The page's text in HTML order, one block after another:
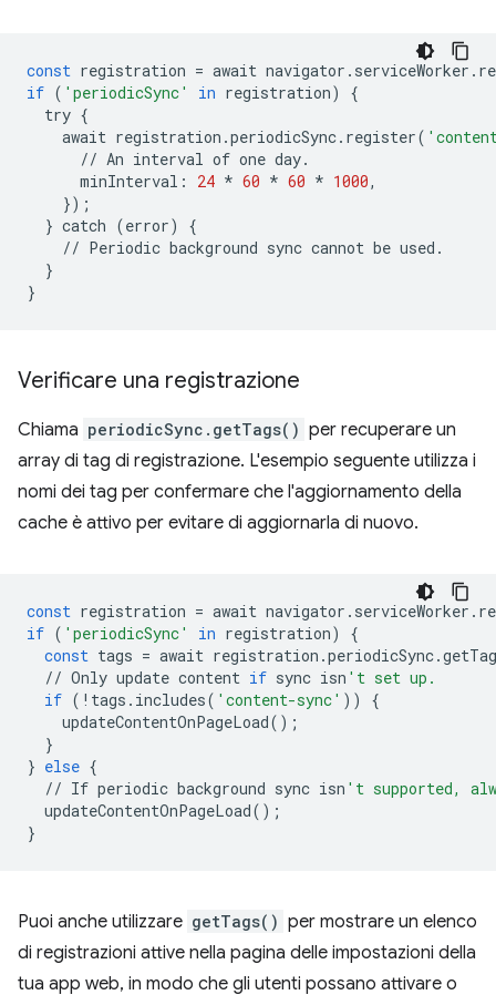
const registration = await navigator . serviceWorker .
if ( 'periodicSync' in registration)
{
try {
await registration .periodicSync. register(
// An interval of one day.
minInterval : 24 * 60 * 60 * 1000,
});
} catch (error)
{
// Periodic background sync cannot be used .
}
}
Verificare una registrazione
Chiama periodicSync.getTags() per recuperare un
array di tag di registrazione. L'esempio seguente utilizza i
nomi dei tag per confermare che l'aggiornamento della
cache è attivo per evitare di aggiornarla di nuovo.
const registration = await navigator . serviceWorker .
if ( 'periodicSync' in registration)
{
const tags = await registration .periodicSync.
// Only update content if sync isn 't set up.
if ( ! tags . includes( 'content-sync' ))
{
updateContentOnPageLoad();
}
} else {
// If periodic background sync isn 't supported,
updateContentOnPageLoad();
}
Puoi anche utilizzare getTags() per mostrare un elenco
di registrazioni attive nella pagina delle impostazioni della
tua app web, in modo che gli utenti possano attivare o